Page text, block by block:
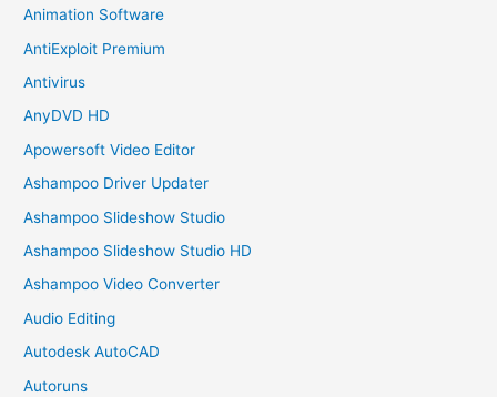
Animation Software
AntiExploit Premium
Antivirus
AnyDVD HD
Apowersoft Video Editor
Ashampoo Driver Updater
Ashampoo Slideshow Studio
Ashampoo Slideshow Studio HD
Ashampoo Video Converter
Audio Editing
Autodesk AutoCAD
Autoruns